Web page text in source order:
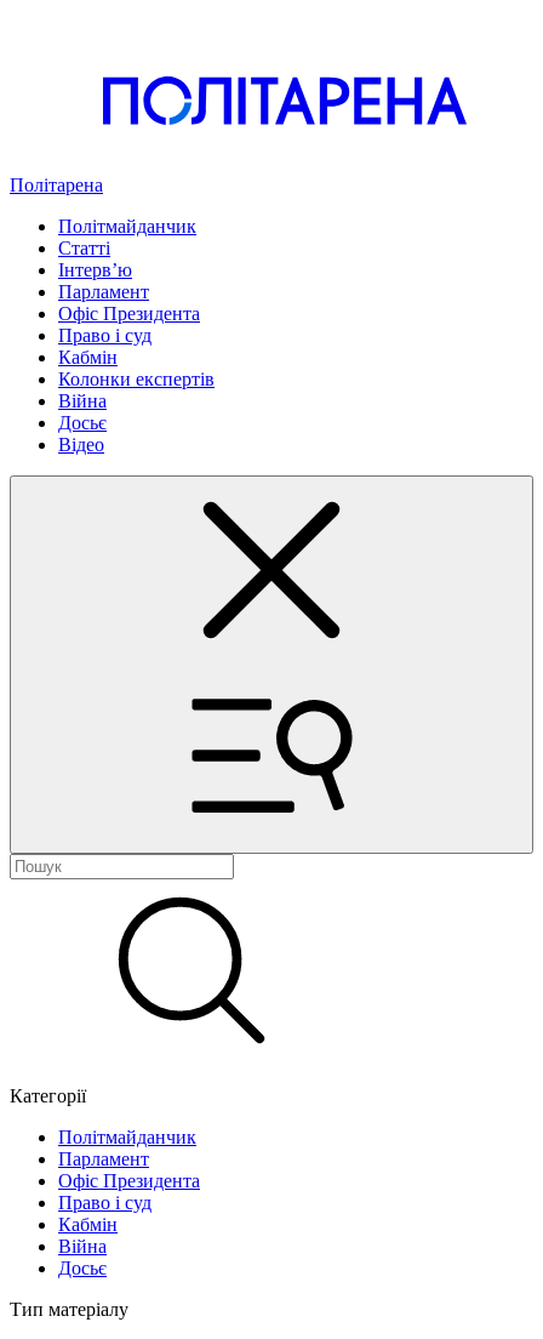
Політарена
Політмайданчик
Статті
Інтервʼю
Парламент
Офіс Президента
Право і суд
Кабмін
Колонки експертів
Війна
Досьє
Відео
Категорії
Політмайданчик
Парламент
Офіс Президента
Право і суд
Кабмін
Війна
Досьє
Тип матеріалу